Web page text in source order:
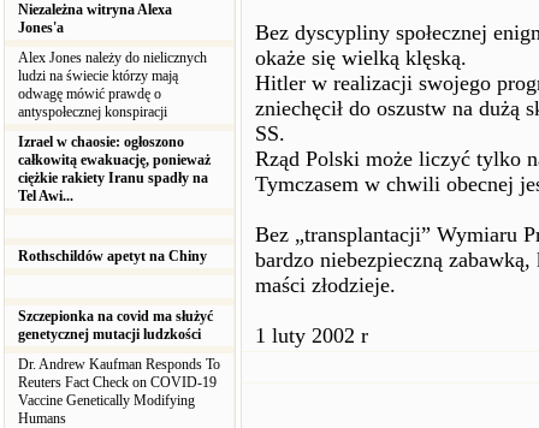
Niezależna witryna Alexa
Jones'a
Alex Jones należy do nielicznych
ludzi na świecie którzy mają
odwagę mówić prawdę o
antyspołecznej konspiracji
Izrael w chaosie: ogłoszono
całkowitą ewakuację, ponieważ
ciężkie rakiety Iranu spadły na
Tel Awi...
Rothschildów apetyt na Chiny
Szczepionka na covid ma służyć
genetycznej mutacji ludzkości
Dr. Andrew Kaufman Responds To
Reuters Fact Check on COVID-19
Vaccine Genetically Modifying
Humans
Bez dyscypliny społecznej
okaże się wielką klęską.
Hitler w realizacji swojego
zniechęcił do oszustw na
SS.
Rząd Polski może liczyć tylko
Tymczasem w chwili obecnej
Bez „transplantacji” Wymiaru
bardzo niebezpieczną
maści złodzieje.
1 luty 2002 r